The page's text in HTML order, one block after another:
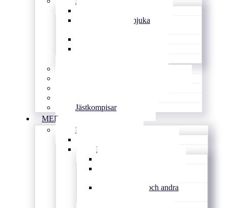
Rutor och mjuka
Jästkompisar
MER
BLOGG
Personligt
Familjen och andra